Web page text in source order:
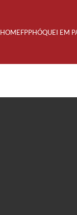
HOMEFPPHÓQUEI EM